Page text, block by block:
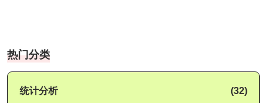
热门分类
统计分析 (32)